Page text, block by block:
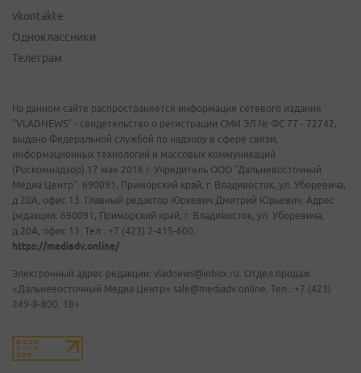
vkontakte
Одноклассники
Телеграм
На данном сайте распространяется информация сетевого издания
"VLADNEWS" - свидетельство о регистрации СМИ ЭЛ № ФС 77 - 72742,
выдано Федеральной службой по надзору в сфере связи,
информационных технологий и массовых коммуникаций
(Роскомнадзор) 17 мая 2018 г. Учредитель ООО "Дальневосточный
Медиа Центр". 690091, Приморский край, г. Владивосток, ул. Уборевича,
д.20А, офис 13. Главный редактор Юркевич Дмитрий Юрьевич. Адрес
редакции: 690091, Приморский край, г. Владивосток, ул. Уборевича,
д.20А, офис 13. Тел.: +7 (423) 2-415-600.
https://mediadv.online/
Электронный адрес редакции: vladnews@inbox.ru. Отдел продаж
«Дальневосточный Медиа Центр» sale@mediadv.online. Тел.: +7 (423)
249-8-800. 18+